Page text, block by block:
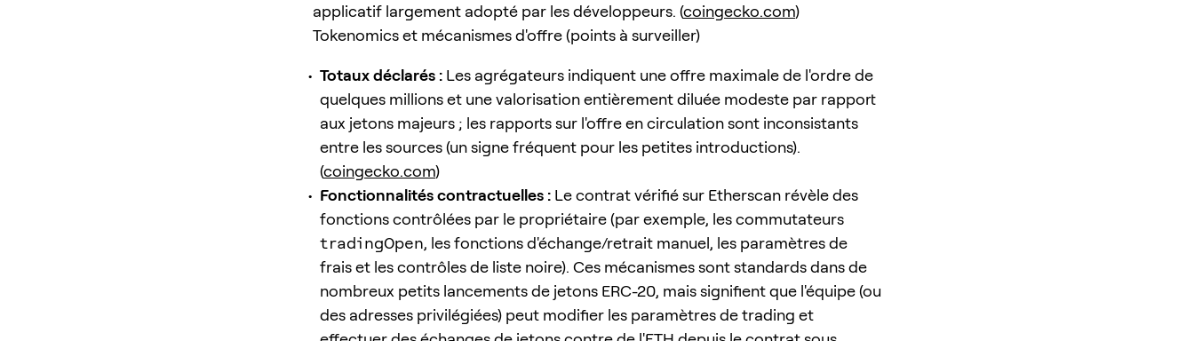
applicatif largement adopté par les développeurs. (coingecko.com)
Tokenomics et mécanismes d'offre (points à surveiller)
Totaux déclarés : Les agrégateurs indiquent une offre maximale de l'ordre de
quelques millions et une valorisation entièrement diluée modeste par rapport
aux jetons majeurs ; les rapports sur l'offre en circulation sont inconsistants
entre les sources (un signe fréquent pour les petites introductions).
(coingecko.com)
Fonctionnalités contractuelles : Le contrat vérifié sur Etherscan révèle des
fonctions contrôlées par le propriétaire (par exemple, les commutateurs
tradingOpen, les fonctions d'échange/retrait manuel, les paramètres de
frais et les contrôles de liste noire). Ces mécanismes sont standards dans de
nombreux petits lancements de jetons ERC-20, mais signifient que l'équipe (ou
des adresses privilégiées) peut modifier les paramètres de trading et